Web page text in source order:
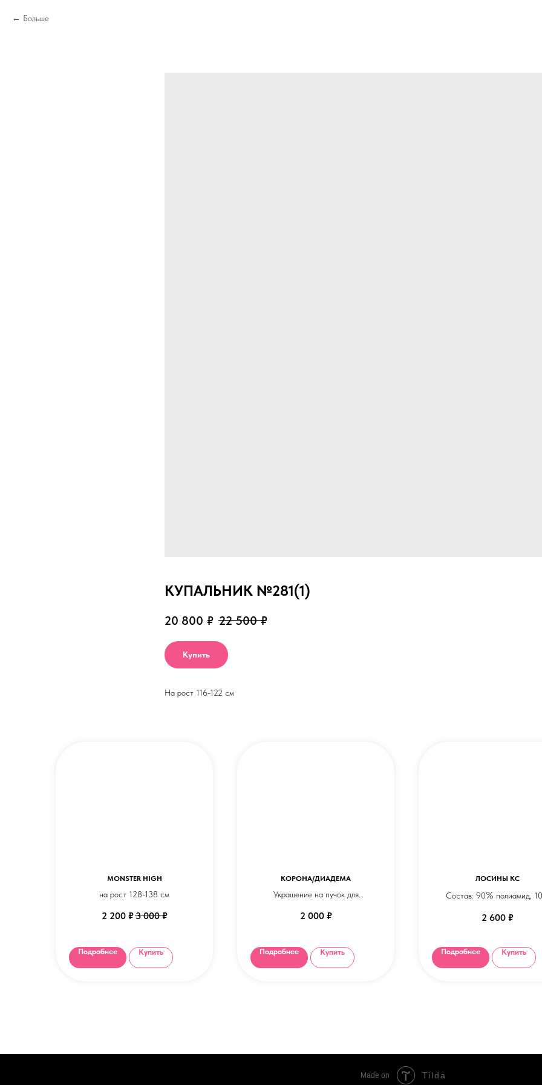
Больше
КУПАЛЬНИК №281(1)
20 800 ₽ 22 500 ₽
Купить
На рост 116-122 см
MONSTER HIGH
на рост 128-138 см
2 200 ₽3 000 ₽
Подробнее Купить
КОРОНА/ДИАДЕМА
Украшение на пучок для
2 000 ₽
Подробнее Купить
ЛОСИНЫ КС
Состав: 90% полиамид,
Ткань: полиамид
черного цвета
2 600 ₽
Подробнее Купить
Made on Tilda